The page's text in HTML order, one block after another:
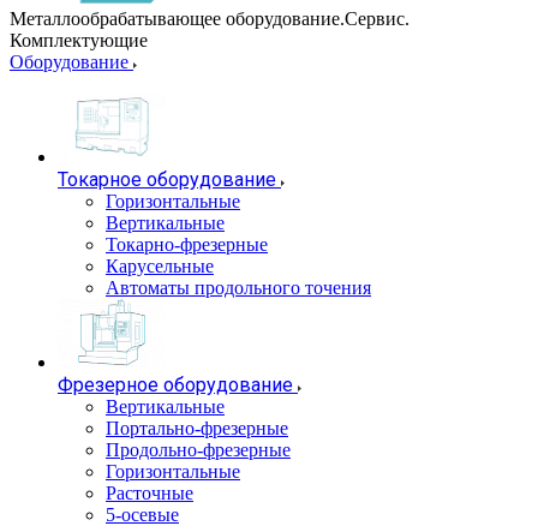
Металлообрабатывающее оборудование.Сервис.
Комплектующие
Оборудование
Токарное оборудование
Горизонтальные
Вертикальные
Токарно-фрезерные
Карусельные
Автоматы продольного точения
Фрезерное оборудование
Вертикальные
Портально-фрезерные
Продольно-фрезерные
Горизонтальные
Расточные
5-осевые